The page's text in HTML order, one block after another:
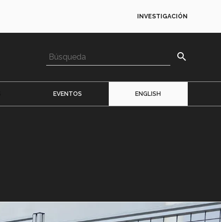
INVESTIGACIÓN
search
EVENTOS ENGLISH